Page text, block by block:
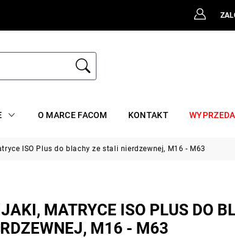
O MARCE FACOM KONTAKT
ISO Plus do blachy ze stali nierdzewnej, M16 - M63
MATRYCE ISO PLUS DO
M16 - M63